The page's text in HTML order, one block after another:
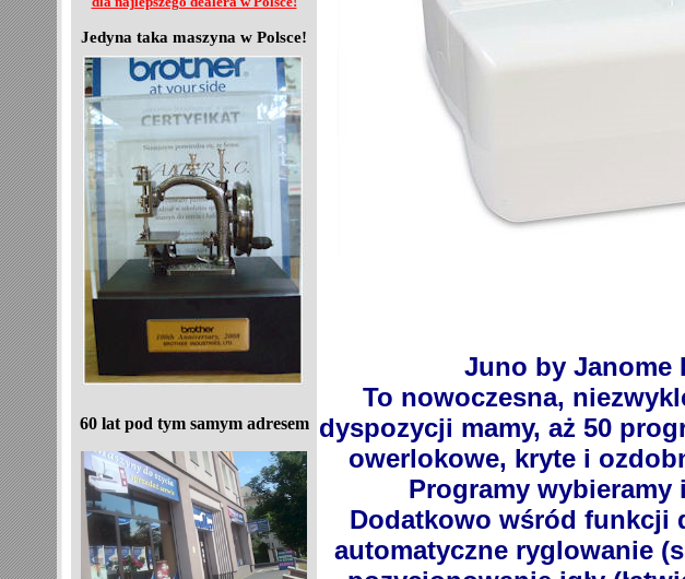
Jedyna taka maszyna w Polsce!
60 lat pod tym samym adresem
Juno by Janome
To nowoczesna,
dyspozycji mamy, aż 50
owerlokowe, kryte i
Programy wybieramy
Dodatkowo wśród funkcji
automatyczne ryglowanie